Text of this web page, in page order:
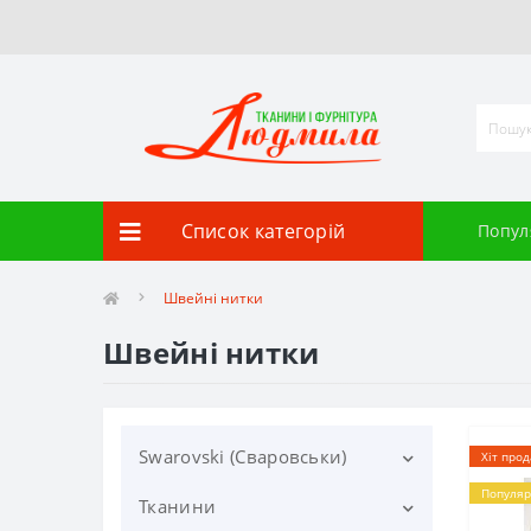
Список категорій
Швейні нитки
Швейні нитки
Swarovski (Сваровськи)
Гудзики Swarovski
Тканини
Хіт